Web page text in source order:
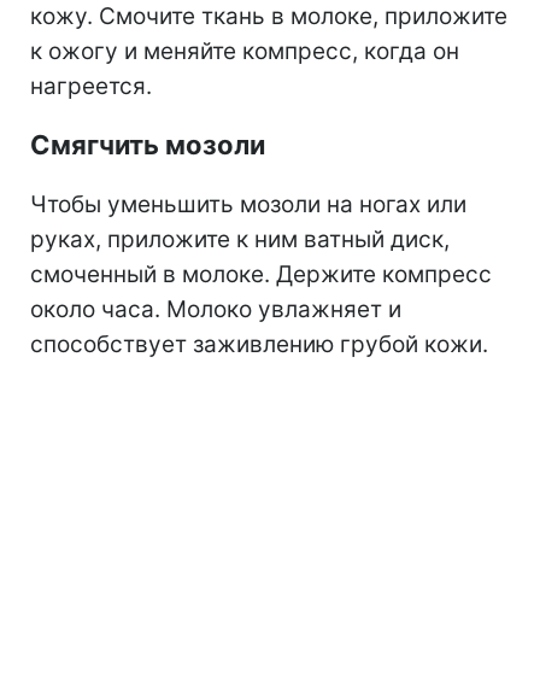
кожу. Смочите ткань в молоке, приложите
к ожогу и меняйте компресс, когда он
нагреется.
Смягчить мозоли
Чтобы уменьшить мозоли на ногах или
руках, приложите к ним ватный диск,
смоченный в молоке. Держите компресс
около часа. Молоко увлажняет и
способствует заживлению грубой кожи.